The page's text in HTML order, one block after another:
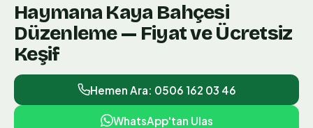
Haymana Kaya Bahçesi
Düzenleme — Fiyat ve Ücretsiz
Keşif
Hemen Ara: 0506 162 03 46
WhatsApp'tan Ulas